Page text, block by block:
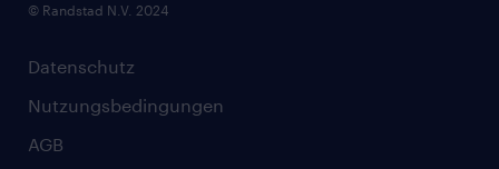
Datenschutz
Nutzungsbedingungen
AGB
© Randstad N.V. 2024